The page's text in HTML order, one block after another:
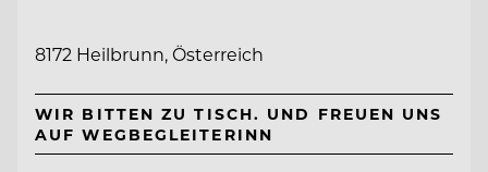
8172 Heilbrunn, Österreich
WIR BITTEN ZU TISCH. UND FREUEN UNS
AUF WEGBEGLEITERINN